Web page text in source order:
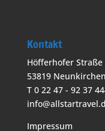
Kontakt
Höfferhofer Straße
53819 Neunkirchen
T 0 22 47 - 92 37
Impressum